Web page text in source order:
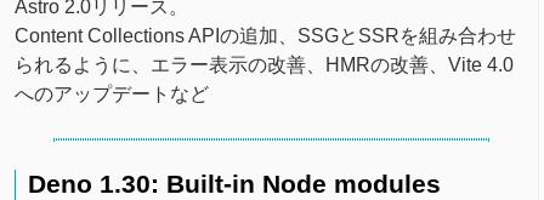
Astro 2.0リリース。
Content Collections APIの追加、SSGとSSRを組み合わせ
られるように、エラー表示の改善、HMRの改善、Vite 4.0
へのアップデートなど
Deno 1.30: Built-in Node modules